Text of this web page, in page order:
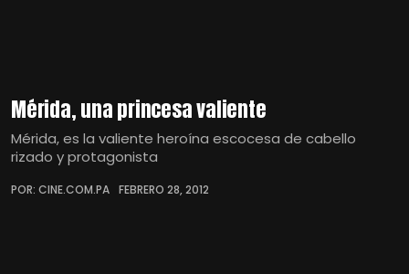
Mérida, una princesa valiente
Mérida, es la valiente heroína escocesa de cabello
rizado y protagonista
POR: CINE.COM.PA FEBRERO 28, 2012